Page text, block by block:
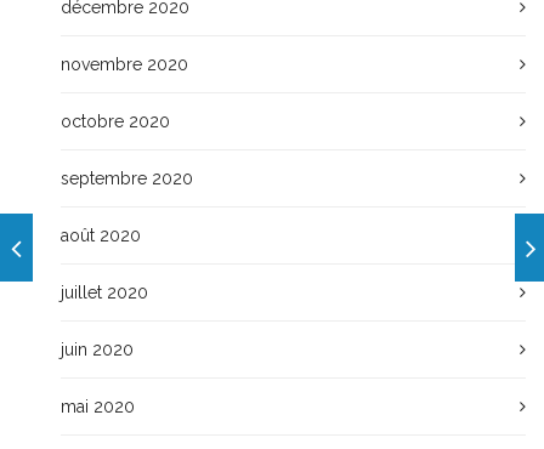
décembre 2020
novembre 2020
octobre 2020
septembre 2020
août 2020
juillet 2020
juin 2020
mai 2020